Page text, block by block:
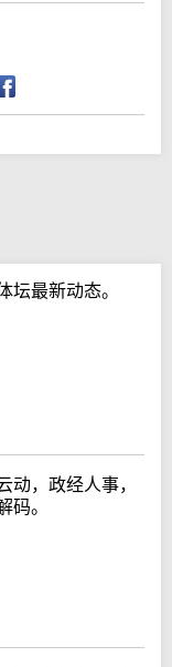
坛最新动态。
动，政经人事，
码。